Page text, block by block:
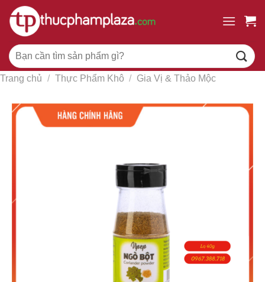
Chuyển
đến
dung
Tìm
kiếm:
Trang chủ / Thực Phẩm Khô / Gia Vị & Thảo Mộc